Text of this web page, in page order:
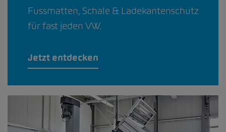
Fussmatten, Schale & Ladekantenschutz
für fast jeden VW.
Jetzt entdecken